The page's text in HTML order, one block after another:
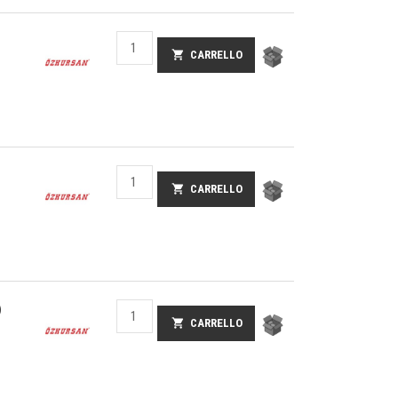
shopping_cart CARRELLO
shopping_cart CARRELLO
shopping_cart CARRELLO